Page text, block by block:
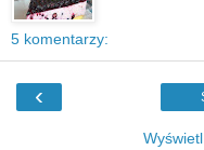
5 komentarzy:
‹